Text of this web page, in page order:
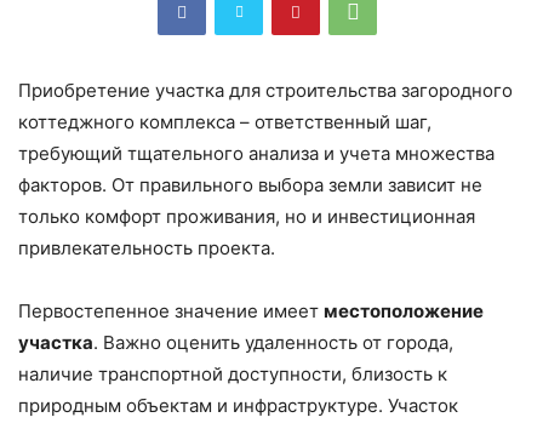
Приобретение участка для строительства загородного
коттеджного комплекса – ответственный шаг,
требующий тщательного анализа и учета множества
факторов. От правильного выбора земли зависит не
только комфорт проживания, но и инвестиционная
привлекательность проекта.
Первостепенное значение имеет местоположение
участка. Важно оценить удаленность от города,
наличие транспортной доступности, близость к
природным объектам и инфраструктуре. Участок